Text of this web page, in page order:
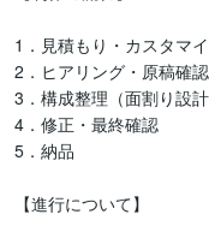
1．見積もり・カスタマ
2．ヒアリング・原稿確認
3．構成整理（面割り設
4．修正・最終確認
5．納品
【進行について】